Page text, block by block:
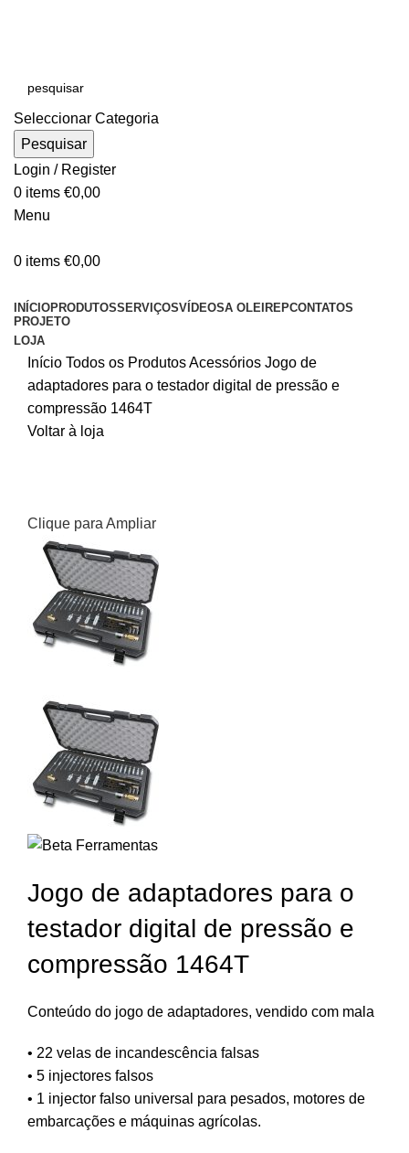
Seleccionar Categoria
Pesquisar
Login / Register
0 items €0,00
Menu
0 items €0,00
INÍCIOPRODUTOSSERVIÇOSVÍDEOSA OLEIREPCONTATOS
PROJETO
LOJA
Início Todos os ProdutosAcessórios Jogo de
adaptadores para o testador digital de pressão e
compressão 1464T
Voltar à loja
Clique para Ampliar
Jogo de adaptadores para o
testador digital de pressão e
compressão 1464T
Conteúdo do jogo de adaptadores, vendido com mala
• 22 velas de incandescência falsas
• 5 injectores falsos
• 1 injector falso universal para pesados, motores de
embarcações e máquinas agrícolas.